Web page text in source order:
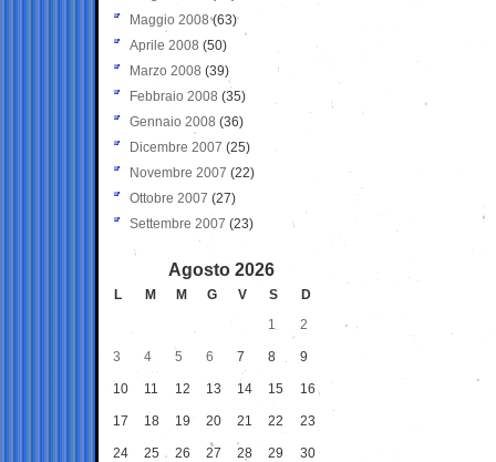
Maggio 2008(63)
Aprile 2008 (50)
Marzo 2008 (39)
Febbraio 2008 (35)
Gennaio 2008 (36)
Dicembre 2007 (25)
Novembre 2007 (22)
Ottobre 2007 (27)
Settembre 2007 (23)
Agosto 2026
L M M G V S
D
1
2
3 4 5 6 7 8 9
10 11 12 13 14 15 16
17 18 19 20 21 22 23
24 25 26 27 28 29 30